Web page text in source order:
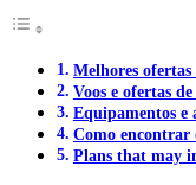
Melhores
Voos e ofertas
Equipamentos e
Como encontrar
Plans that may